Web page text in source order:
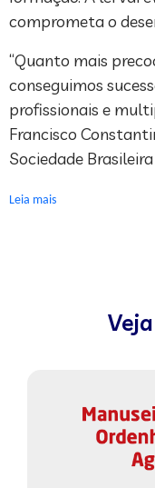
comprometa o
“Quanto mais
conseguimos
profissionais e
Francisco
Sociedade
Leia mais